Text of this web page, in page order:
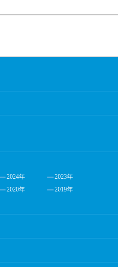
2024年
2023年
2020年
2019年